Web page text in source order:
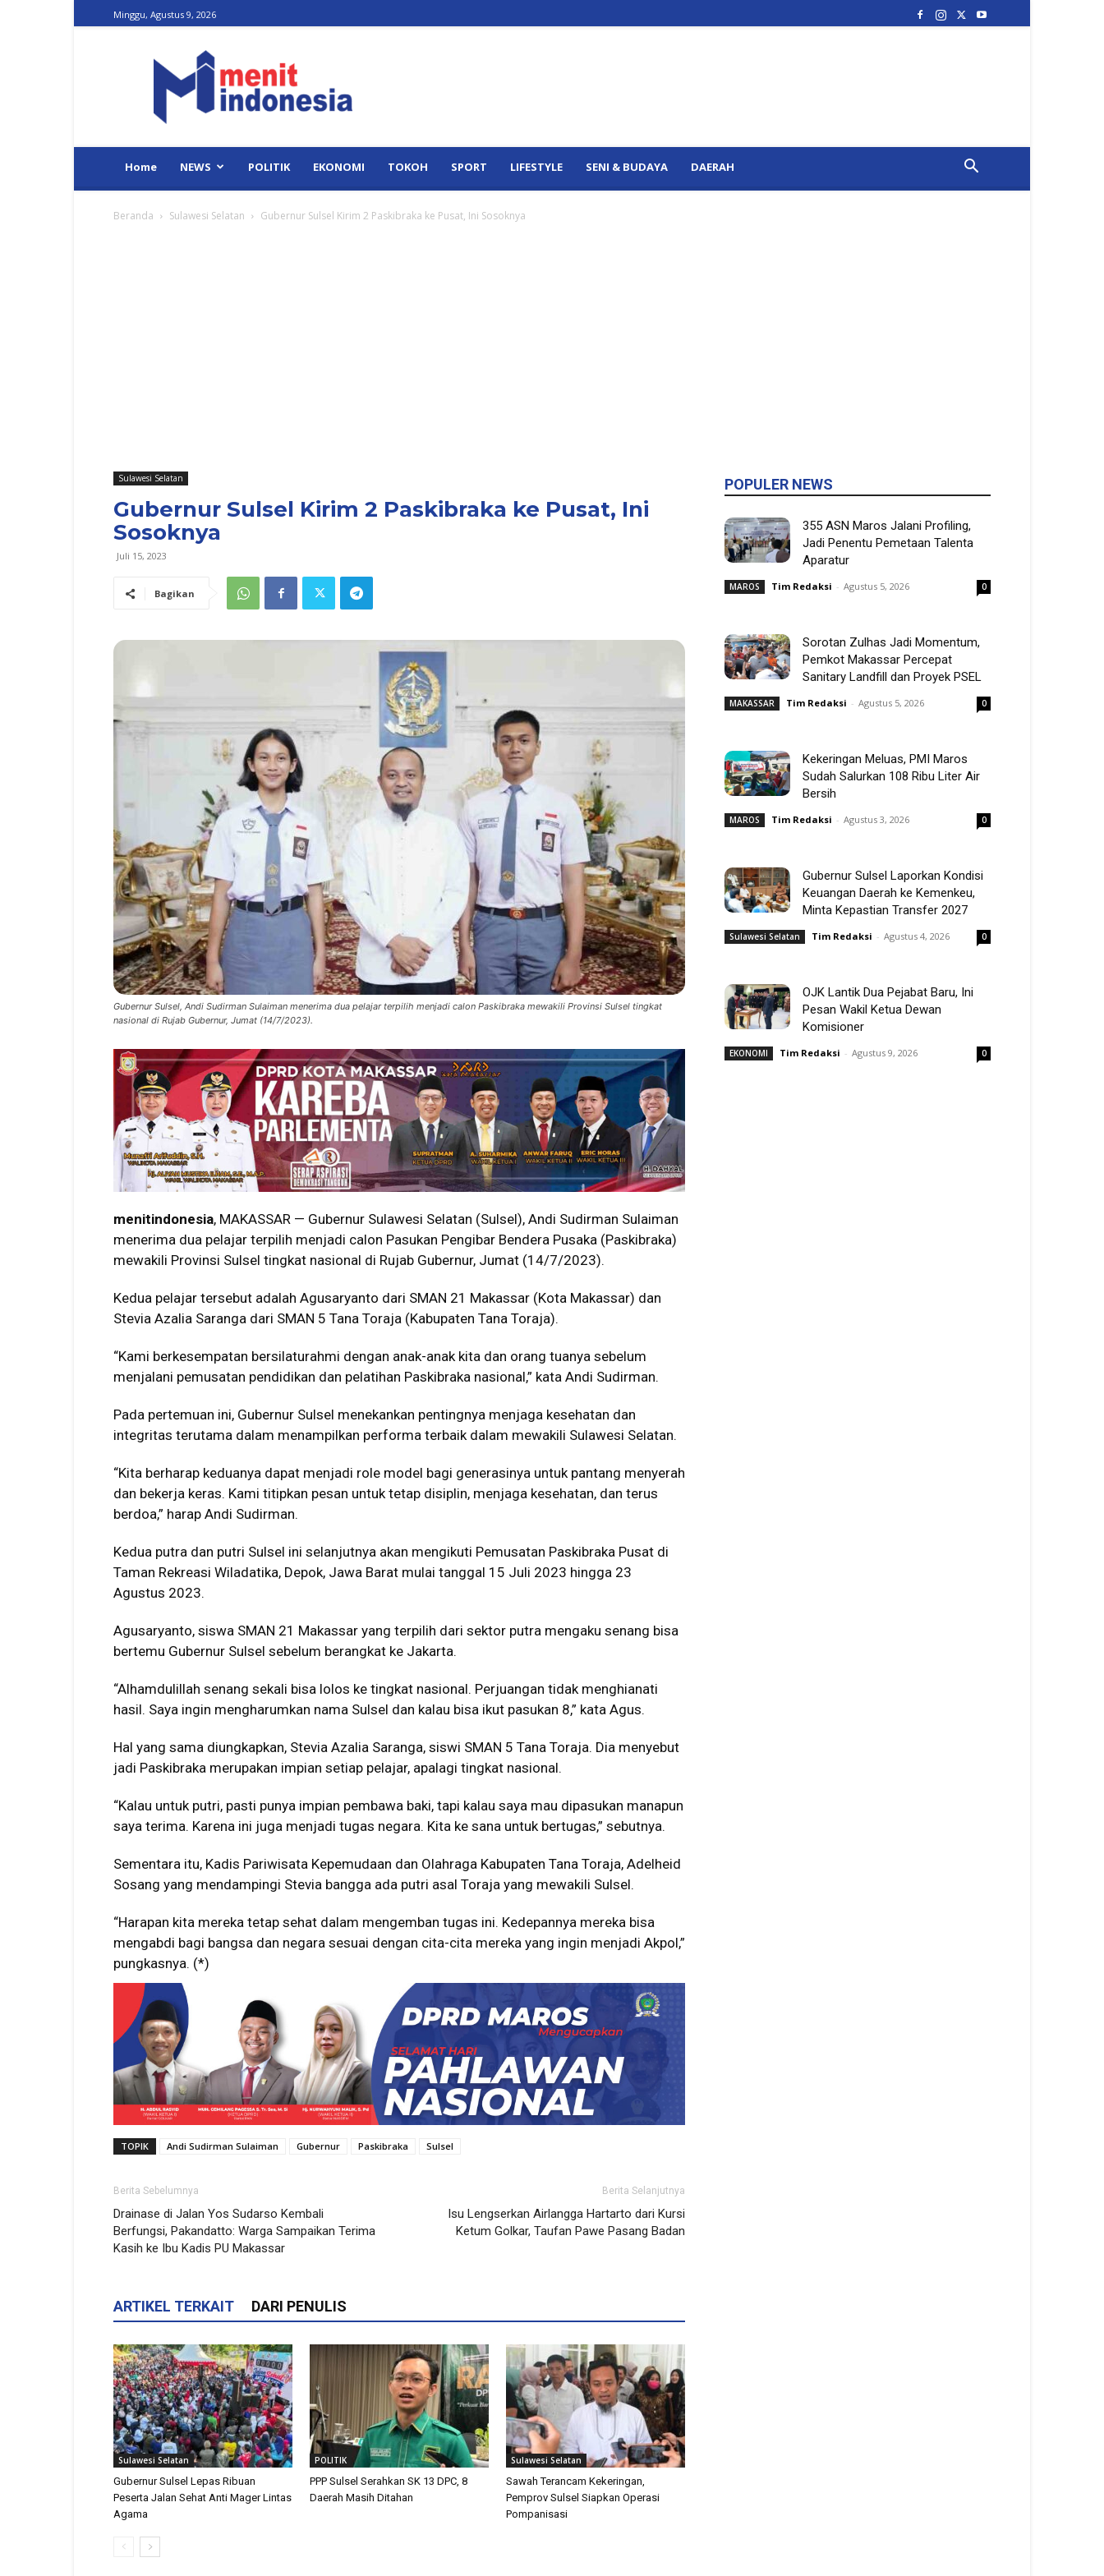
Minggu, Agustus 9, 2026
Indonesia
Home NEWS POLITIK EKONOMI TOKOH SPORT LIFESTYLE SENI & BUDAYA DAERAH
Beranda Sulawesi Selatan Gubernur Sulsel Kirim 2 Paskibraka ke Pusat, Ini Sosoknya
Sulawesi Selatan
Gubernur Sulsel Kirim 2 Paskibraka ke Pusat, Ini
Sosoknya
Juli 15, 2023
Bagikan
Gubernur Sulsel, Andi Sudirman Sulaiman menerima dua pelajar terpilih menjadi calon Paskibraka mewakili Provinsi Sulsel tingkat
nasional di Rujab Gubernur, Jumat (14/7/2023).
menitindonesia, MAKASSAR — Gubernur Sulawesi Selatan (Sulsel), Andi Sudirman Sulaiman
menerima dua pelajar terpilih menjadi calon Pasukan Pengibar Bendera Pusaka (Paskibraka)
mewakili Provinsi Sulsel tingkat nasional di Rujab Gubernur, Jumat (14/7/2023).
Kedua pelajar tersebut adalah Agusaryanto dari SMAN 21 Makassar (Kota Makassar) dan
Stevia Azalia Saranga dari SMAN 5 Tana Toraja (Kabupaten Tana Toraja).
“Kami berkesempatan bersilaturahmi dengan anak-anak kita dan orang tuanya sebelum
menjalani pemusatan pendidikan dan pelatihan Paskibraka nasional,” kata Andi Sudirman.
Pada pertemuan ini, Gubernur Sulsel menekankan pentingnya menjaga kesehatan dan
integritas terutama dalam menampilkan performa terbaik dalam mewakili Sulawesi Selatan.
“Kita berharap keduanya dapat menjadi role model bagi generasinya untuk pantang menyerah
dan bekerja keras. Kami titipkan pesan untuk tetap disiplin, menjaga kesehatan, dan terus
berdoa,” harap Andi Sudirman.
Kedua putra dan putri Sulsel ini selanjutnya akan mengikuti Pemusatan Paskibraka Pusat di
Taman Rekreasi Wiladatika, Depok, Jawa Barat mulai tanggal 15 Juli 2023 hingga 23
Agustus 2023.
Agusaryanto, siswa SMAN 21 Makassar yang terpilih dari sektor putra mengaku senang bisa
bertemu Gubernur Sulsel sebelum berangkat ke Jakarta.
“Alhamdulillah senang sekali bisa lolos ke tingkat nasional. Perjuangan tidak menghianati
hasil. Saya ingin mengharumkan nama Sulsel dan kalau bisa ikut pasukan 8,” kata Agus.
Hal yang sama diungkapkan, Stevia Azalia Saranga, siswi SMAN 5 Tana Toraja. Dia menyebut
jadi Paskibraka merupakan impian setiap pelajar, apalagi tingkat nasional.
“Kalau untuk putri, pasti punya impian pembawa baki, tapi kalau saya mau dipasukan manapun
saya terima. Karena ini juga menjadi tugas negara. Kita ke sana untuk bertugas,” sebutnya.
Sementara itu, Kadis Pariwisata Kepemudaan dan Olahraga Kabupaten Tana Toraja, Adelheid
Sosang yang mendampingi Stevia bangga ada putri asal Toraja yang mewakili Sulsel.
“Harapan kita mereka tetap sehat dalam mengemban tugas ini. Kedepannya mereka bisa
mengabdi bagi bangsa dan negara sesuai dengan cita-cita mereka yang ingin menjadi Akpol,”
pungkasnya. (*)
TOPIK Andi Sudirman Sulaiman Gubernur Paskibraka Sulsel
Berita Sebelumnya
Drainase di Jalan Yos Sudarso Kembali
Berfungsi, Pakandatto: Warga Sampaikan Terima
Kasih ke Ibu Kadis PU Makassar
Berita Selanjutnya
Isu Lengserkan Airlangga Hartarto dari Kursi
Ketum Golkar, Taufan Pawe Pasang Badan
ARTIKEL TERKAIT DARI PENULIS
Sulawesi Selatan
Gubernur Sulsel Lepas Ribuan
Peserta Jalan Sehat Anti Mager Lintas
Agama
POLITIK
PPP Sulsel Serahkan SK 13 DPC, 8
Daerah Masih Ditahan
Sulawesi Selatan
Sawah Terancam Kekeringan,
Pemprov Sulsel Siapkan Operasi
Pompanisasi
POPULER NEWS
355 ASN Maros Jalani Profiling,
Jadi Penentu Pemetaan Talenta
Aparatur
MAROS Tim Redaksi - Agustus 5, 2026 0
Sorotan Zulhas Jadi Momentum,
Pemkot Makassar Percepat
Sanitary Landfill dan Proyek PSEL
MAKASSAR Tim Redaksi - Agustus 5, 2026 0
Kekeringan Meluas, PMI Maros
Sudah Salurkan 108 Ribu Liter Air
Bersih
MAROS Tim Redaksi - Agustus 3, 2026 0
Gubernur Sulsel Laporkan Kondisi
Keuangan Daerah ke Kemenkeu,
Minta Kepastian Transfer 2027
Sulawesi Selatan Tim Redaksi - Agustus 4, 2026 0
OJK Lantik Dua Pejabat Baru, Ini
Pesan Wakil Ketua Dewan
Komisioner
EKONOMI Tim Redaksi - Agustus 9, 2026 0